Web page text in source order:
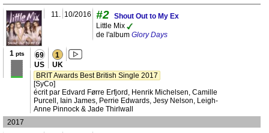
11. 10/2016 #2 Shout Out to My Ex
Little Mix
de l'album Glory Days
1 pts 69
US
1
UK
BRIT Awards Best British Single 2017
[SyCo]
écrit par Edvard Førre Erfjord, Henrik Michelsen, Camille
Purcell, Iain James, Perrie Edwards, Jesy Nelson, Leigh-
Anne Pinnock & Jade Thirlwall
2017